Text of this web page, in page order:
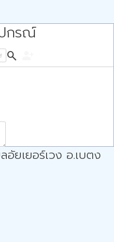
กรณ์
search
ยเยอร์เวง อ.เบตง